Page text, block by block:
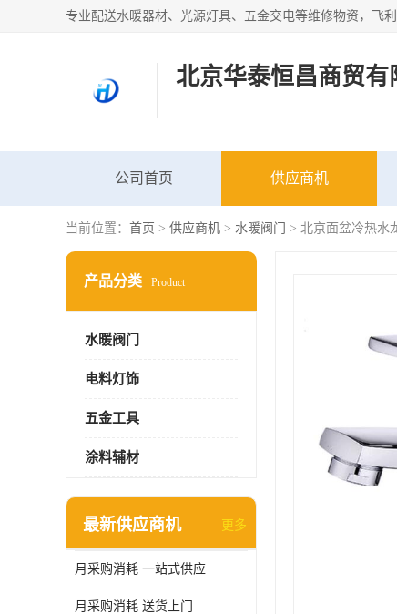
北京华泰恒昌商贸有
公司首页 供应商机
当前位置： 首页 > 供应商机 > 水暖阀门 > 北京面盆冷热水
产品分类 Product
水暖阀门
电料灯饰
五金工具
涂料辅材
最新供应商机 更多
月采购消耗 一站式供应
月采购消耗 送货上门